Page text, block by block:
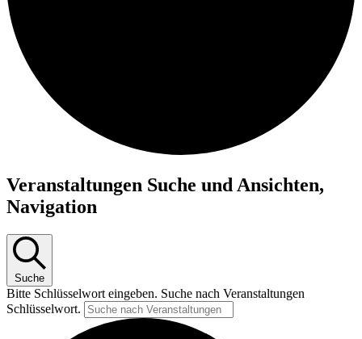
Veranstaltungen
Veranstaltungen Suche und Ansichten,
Navigation
Suche
Bitte Schlüsselwort eingeben. Suche nach Veranstaltungen
Schlüsselwort.